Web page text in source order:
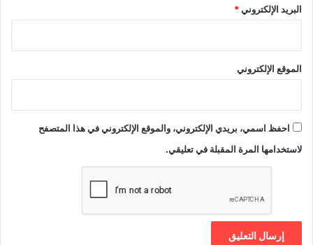
البريد الإلكتروني*
الموقع الإلكتروني
احفظ اسمي، بريدي الإلكتروني، والموقع الإلكتروني في هذا المتصفح
لاستخدامها المرة المقبلة في تعليقي.